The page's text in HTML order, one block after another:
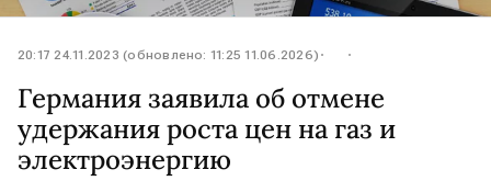
20:17 24.11.2023 (обновлено: 11:25 11.06.2026)
Германия заявила об отмене
удержания роста цен на газ и
электроэнергию